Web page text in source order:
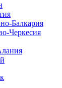
Балкария
Черкесия